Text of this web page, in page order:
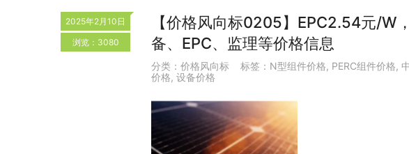
2025年2月10日
浏览：3080
【价格风向标0205】EPC2.54元/W
备、EPC、监理等价格信息
分类： 价格风向标 标签： N型组件价格, PERC组件价格,
价格, 设备价格